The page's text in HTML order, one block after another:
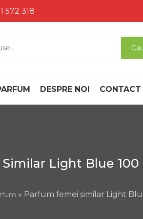
572 318
Online de
De Produse Cosmetice Si Parfum ,
DESPRE NOI CONTACT
Light Blue 100
» Parfum femei similar Light